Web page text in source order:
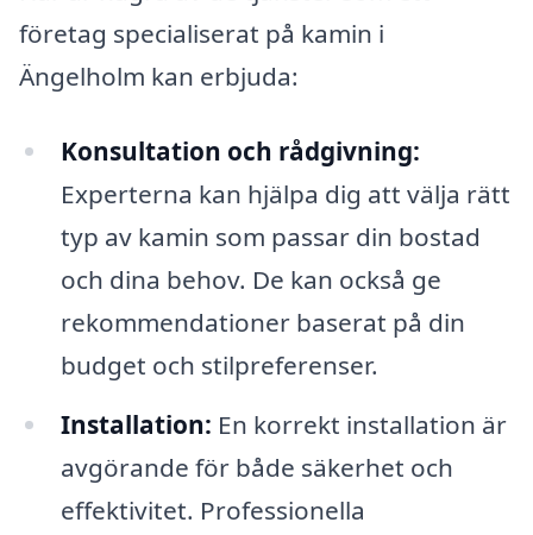
företag specialiserat på kamin i
Ängelholm kan erbjuda:
Konsultation och rådgivning:
Experterna kan hjälpa dig att välja rätt
typ av kamin som passar din bostad
och dina behov. De kan också ge
rekommendationer baserat på din
budget och stilpreferenser.
Installation: En korrekt installation är
avgörande för både säkerhet och
effektivitet. Professionella